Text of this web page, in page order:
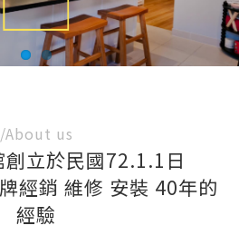
/About us
立於民國72.1.1日
經銷 維修 安裝 40年的
經驗